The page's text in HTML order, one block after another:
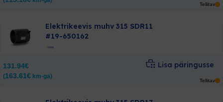
Tellitav
Elektrikeevis muhv 315 SDR11
#19-650162
131.94€
(163.61€ km-ga)
Lisa päringusse
Tellitav